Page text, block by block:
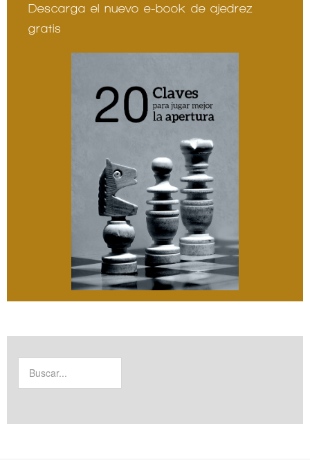
Descarga el nuevo e-book de ajedrez
gratis